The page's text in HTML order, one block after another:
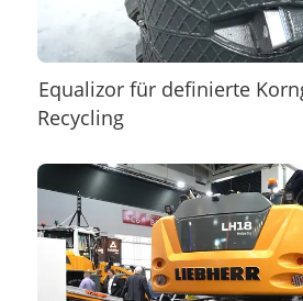
Equalizor für definierte
Recycling